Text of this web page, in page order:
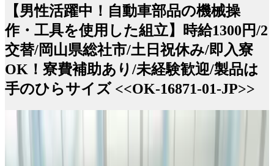
【男性活躍中！自動車部品の機械操
作・工具を使用した組立】時給1300円/2
交替/岡山県総社市/土日祝休み/即入寮
OK！寮費補助あり/未経験歓迎/製品は
手のひらサイズ <<OK-16871-01-JP>>